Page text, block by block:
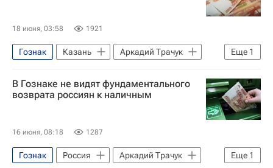
18 июня, 03:58 1921
Еще 1
Гознак Казань
Аркадий Трачук
Экономика
В Гознаке не видят фундаментального
возврата россиян к наличным
16 июня, 08:18 1287
Еще 1
Гознак Россия
Аркадий Трачук